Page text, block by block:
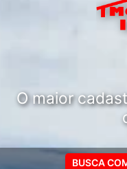
O maior
BUSCA